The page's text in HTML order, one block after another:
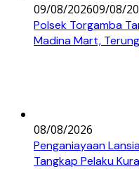
09/08/202609/08/
Polsek Torgamba
Madina Mart,
08/08/2026
Penganiayaan
Tangkap Pelaku